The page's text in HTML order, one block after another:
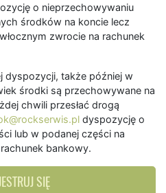
o nieprzechowywaniu
środków na koncie lecz
zwrocie na rachunek
dyspozycji, także później w
środki są przechowywane na
chwili przesłać drogą
dyspozycję o
lub w podanej części na
bankowy.
SIĘ